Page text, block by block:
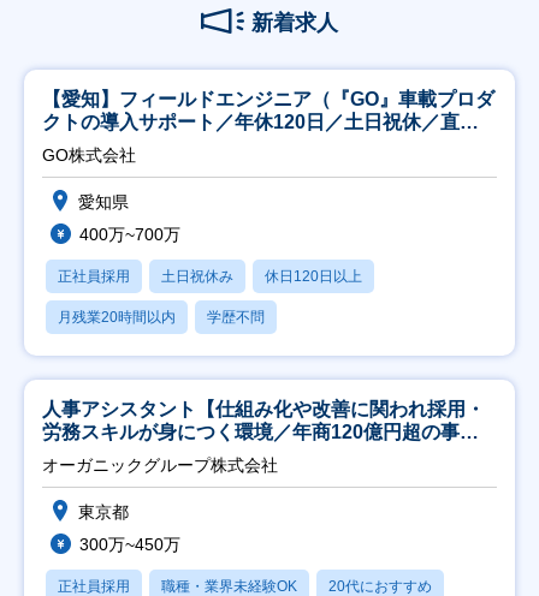
新着求人
【愛知】フィールドエンジニア（『GO』車載プロダ
クトの導入サポート／年休120日／土日祝休／直行
直帰
GO株式会社
愛知県
400万~700万
正社員採用 土日祝休み 休日120日以上
月残業20時間以内 学歴不問
人事アシスタント【仕組み化や改善に関われ採用・
労務スキルが身につく環境／年商120億円超の事業
会社】
オーガニックグループ株式会社
東京都
300万~450万
正社員採用 職種・業界未経験OK 20代におすすめ